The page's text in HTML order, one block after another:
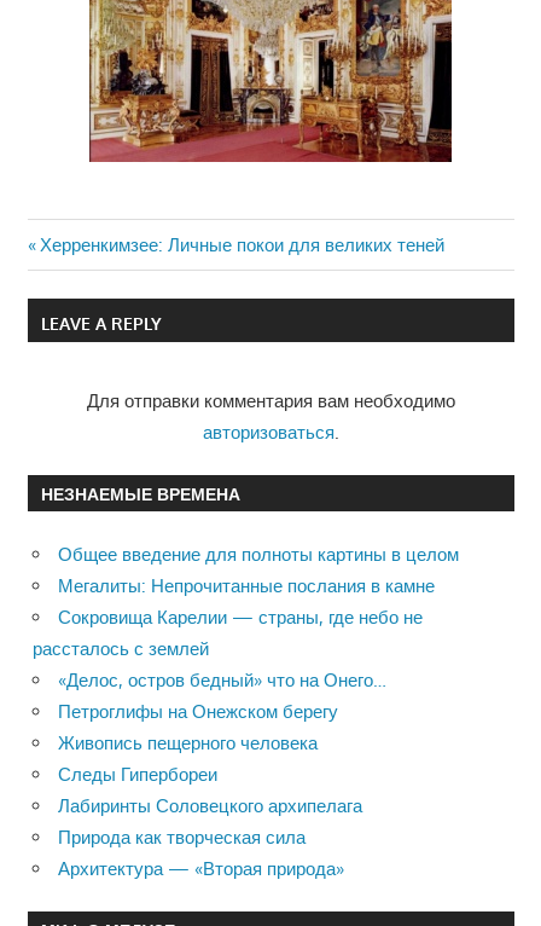
Навигация
по
Previous
Post:
Херренкимзее: Личные покои для великих теней
LEAVE A REPLY
Для отправки комментария вам необходимо
авторизоваться
НЕЗНАЕМЫЕ ВРЕМЕНА
Общее введение для полноты картины в целом
Мегалиты: Непрочитанные послания в камне
Сокровища Карелии — страны, где небо не
рассталось с землей
«Делос, остров бедный» что на Онего…
Петроглифы на Онежском берегу
Живопись пещерного человека
Следы Гипербореи
Лабиринты Соловецкого архипелага
Природа как творческая сила
Архитектура — «Вторая природа»